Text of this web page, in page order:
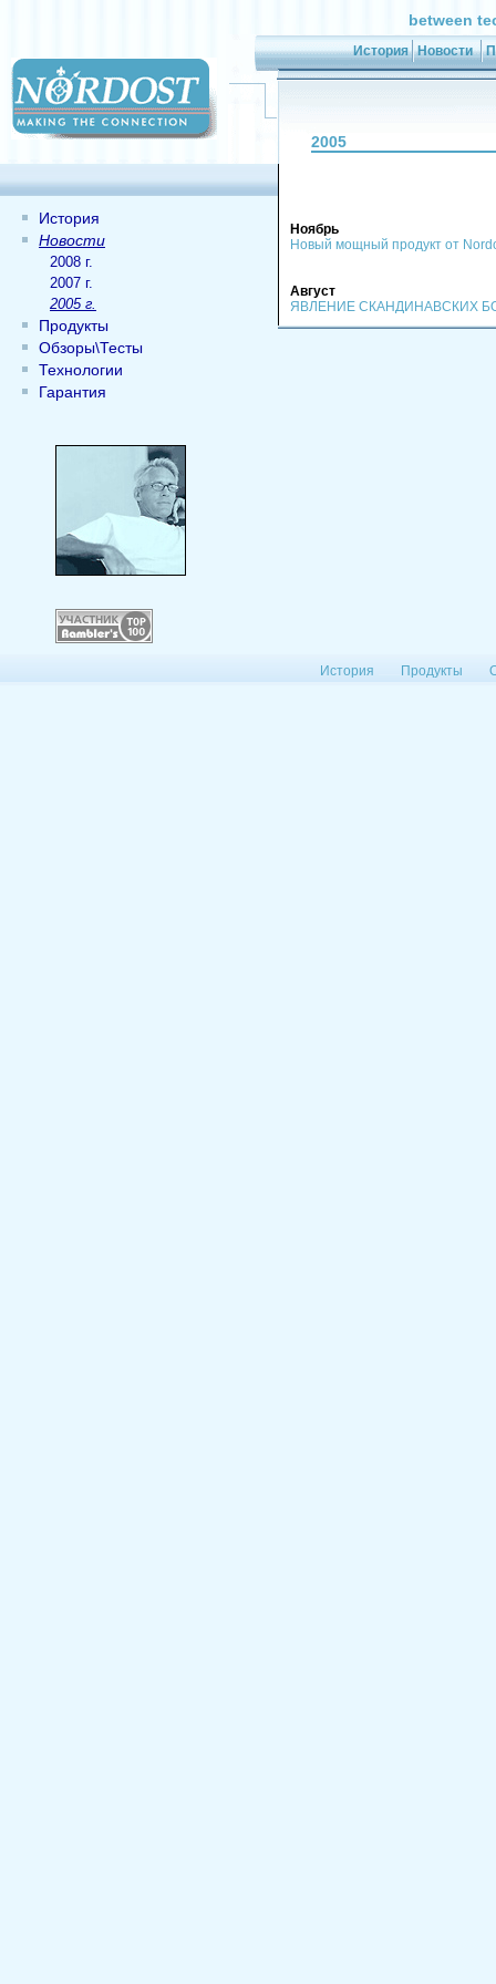
between
История Новости
2005
История
Новости
2008 г.
2007 г.
2005 г.
Продукты
Обзоры\Тесты
Технологии
Гарантия
Ноябрь
Новый мощный продукт от
Август
ЯВЛЕНИЕ СКАНДИНАВСКИХ
История Продукты